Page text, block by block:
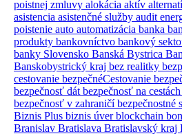
poistnej zmluvy alokácia aktív
asistencia asistenčné služby audit
poistenie auto automatizácia banka
produkty bankovníctvo bankový
banky Slovensko Banská Bystrica
Banskobystrický kraj bez realitky
cestovanie bezpečnéCestovanie
bezpečnosť dát bezpečnosť na cestách
bezpečnosť v zahraničíbezpečnostné
Biznis Plus biznis úverblockchain
Branislav Bratislava Bratislavský kraj